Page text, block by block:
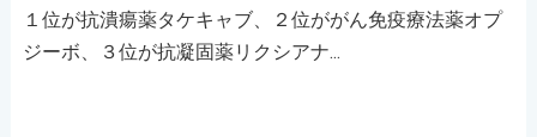
１位が抗潰瘍薬タケキャブ、２位ががん免疫療法薬オプ
ジーボ、３位が抗凝固薬リクシアナ...